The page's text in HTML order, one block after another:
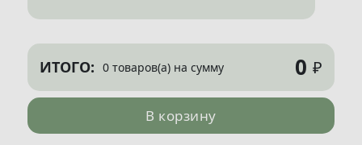
ИТОГО: 0 товаров(а) на сумму 0 ₽
В корзину